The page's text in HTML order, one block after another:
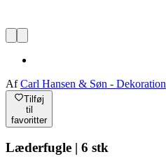
AfCarl Hansen & Søn - Dekoration
Tilføj
til
favoritter
Læderfugle | 6 stk